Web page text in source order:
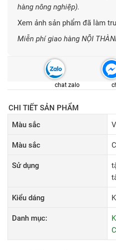
hàng nông nghiệp).
Xem ảnh sản phẩm đã làm
Miễn phí giao hàng NỘI
chat zalo
CHI TIẾT SẢN PHẨM
Màu sắc
Màu sắc
Sử dụng
Kiểu dáng
Danh mục: